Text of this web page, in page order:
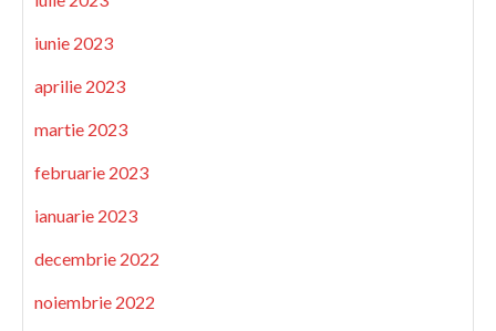
iunie 2023
aprilie 2023
martie 2023
februarie 2023
ianuarie 2023
decembrie 2022
noiembrie 2022